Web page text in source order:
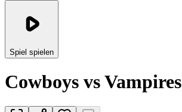
Spiel spielen
Cowboys vs Vampires